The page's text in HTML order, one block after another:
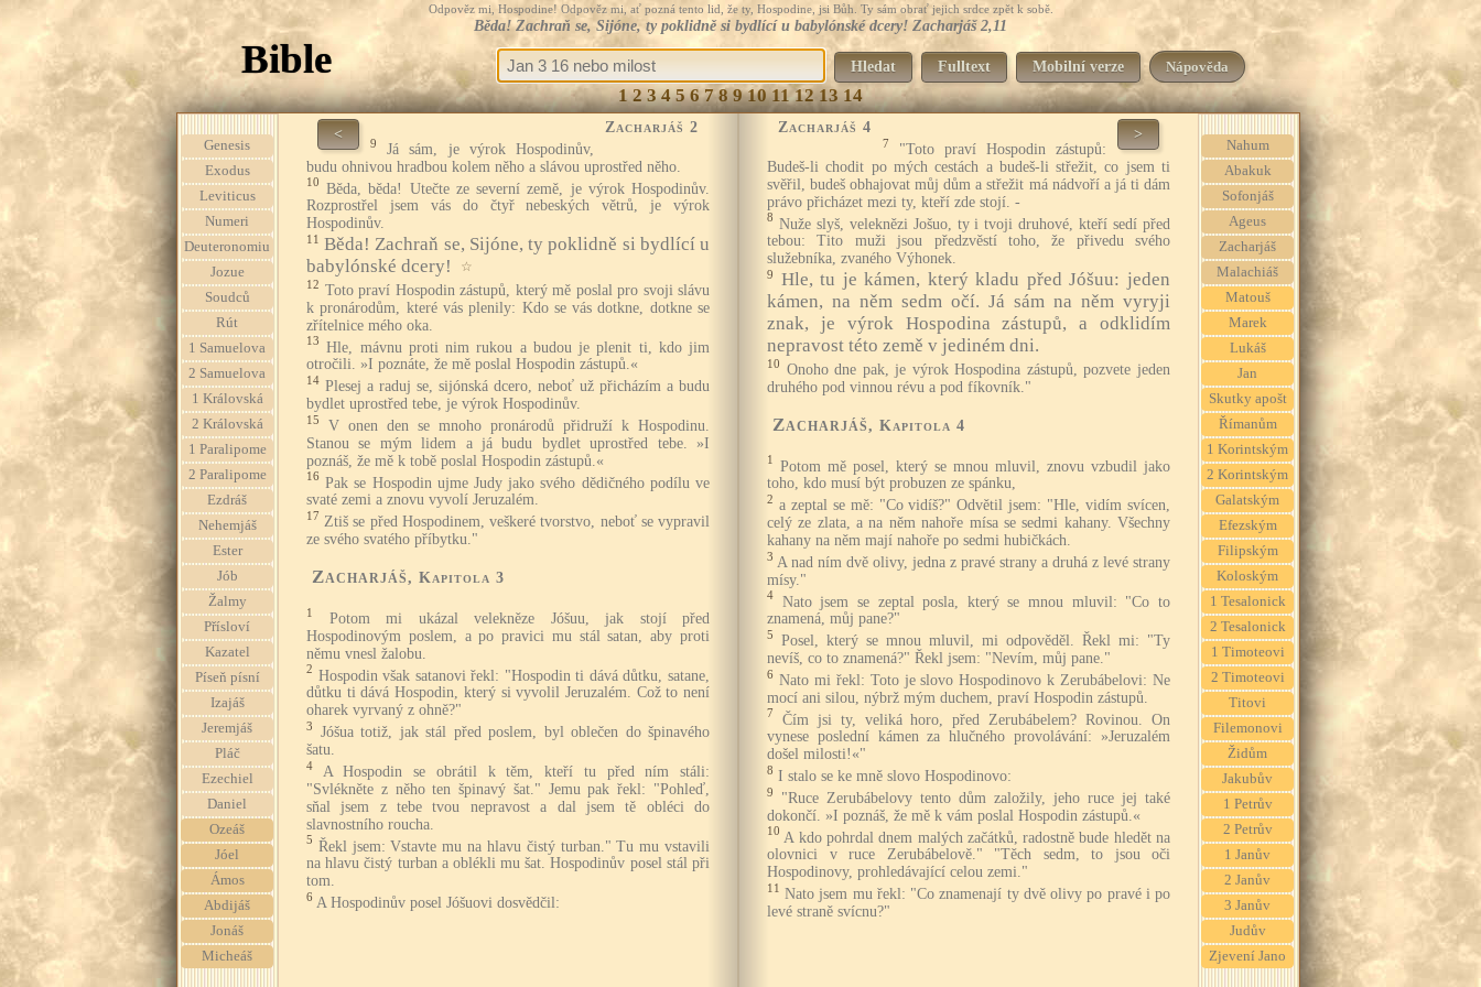
Odpověz mi, Hospodine! Odpověz mi, ať pozná tento lid, že ty, Hospodine, jsi Bůh. Ty sám obrať jejich srdce zpět k sobě.
Běda! Zachraň se, Sijóne, ty poklidně si bydlící u babylónské dcery! Zacharjáš 2,11
Bible Hledat Fulltext Mobilní verze Nápověda
1 2 3 4 5 6 7 8 9 10 11 12 13 14
Genesis
Exodus
Leviticus
Numeri
Deuteronomiu
Jozue
Soudců
Rút
1 Samuelova
2 Samuelova
1 Královská
2 Královská
1 Paralipome
2 Paralipome
Ezdráš
Nehemjáš
Ester
Jób
Žalmy
Přísloví
Kazatel
Píseň písní
Izajáš
Jeremjáš
Pláč
Ezechiel
Daniel
Ozeáš
Jóel
Ámos
Abdijáš
Jonáš
Micheáš
< Zacharjáš 2
9
Já sám, je výrok Hospodinův,
budu ohnivou hradbou kolem něho a slávou uprostřed něho.
10
Běda, běda! Utečte ze severní země, je výrok Hospodinův.
Rozprostřel jsem vás do čtyř nebeských větrů, je výrok
Hospodinův.
11
Běda! Zachraň se, Sijóne, ty poklidně si bydlící u
babylónské dcery!
☆
12 Toto praví Hospodin zástupů, který mě poslal pro svoji slávu
k pronárodům, které vás plenily: Kdo se vás dotkne, dotkne se
zřítelnice mého oka.
13
Hle, mávnu proti nim rukou a budou je plenit ti, kdo jim
otročili. »I poznáte, že mě poslal Hospodin zástupů.«
14 Plesej a raduj se, sijónská dcero, neboť už přicházím a budu
bydlet uprostřed tebe, je výrok Hospodinův.
15
V onen den se mnoho pronárodů přidruží k Hospodinu.
Stanou se mým lidem a já budu bydlet uprostřed tebe. »I
poznáš, že mě k tobě poslal Hospodin zástupů.«
16 Pak se Hospodin ujme Judy jako svého dědičného podílu ve
svaté zemi a znovu vyvolí Jeruzalém.
17 Ztiš se před Hospodinem, veškeré tvorstvo, neboť se vypravil
ze svého svatého příbytku."
Zacharjáš, Kapitola 3
1
Potom mi ukázal velekněze Jóšuu, jak stojí před
Hospodinovým poslem, a po pravici mu stál satan, aby proti
němu vnesl žalobu.
2 Hospodin však satanovi řekl: "Hospodin ti dává důtku, satane,
důtku ti dává Hospodin, který si vyvolil Jeruzalém. Což to není
oharek vyrvaný z ohně?"
3
Jóšua totiž, jak stál před poslem, byl oblečen do špinavého
šatu.
4
A Hospodin se obrátil k těm, kteří tu před ním stáli:
"Svlékněte z něho ten špinavý šat." Jemu pak řekl: "Pohleď,
sňal jsem z tebe tvou nepravost a dal jsem tě obléci do
slavnostního roucha.
5 Řekl jsem: Vstavte mu na hlavu čistý turban." Tu mu vstavili
na hlavu čistý turban a oblékli mu šat. Hospodinův posel stál při
tom.
6 A Hospodinův posel Jóšuovi dosvědčil:
Zacharjáš 4 >
7
"Toto praví Hospodin zástupů:
Budeš-li chodit po mých cestách a budeš-li střežit, co jsem ti
svěřil, budeš obhajovat můj dům a střežit má nádvoří a já ti dám
právo přicházet mezi ty, kteří zde stojí. -
8 Nuže slyš, veleknězi Jošuo, ty i tvoji druhové, kteří sedí před
tebou: Tito muži jsou předzvěstí toho, že přivedu svého
služebníka, zvaného Výhonek.
9
Hle, tu je kámen, který kladu před Jóšuu: jeden
kámen, na něm sedm očí. Já sám na něm vyryji
znak, je výrok Hospodina zástupů, a odklidím
nepravost této země v jediném dni.
10 Onoho dne pak, je výrok Hospodina zástupů, pozvete jeden
druhého pod vinnou révu a pod fíkovník."
Zacharjáš, Kapitola 4
1 Potom mě posel, který se mnou mluvil, znovu vzbudil jako
toho, kdo musí být probuzen ze spánku,
2 a zeptal se mě: "Co vidíš?" Odvětil jsem: "Hle, vidím svícen,
celý ze zlata, a na něm nahoře mísa se sedmi kahany. Všechny
kahany na něm mají nahoře po sedmi hubičkách.
3 A nad ním dvě olivy, jedna z pravé strany a druhá z levé strany
mísy."
4
Nato jsem se zeptal posla, který se mnou mluvil: "Co to
znamená, můj pane?"
5
Posel, který se mnou mluvil, mi odpověděl. Řekl mi: "Ty
nevíš, co to znamená?" Řekl jsem: "Nevím, můj pane."
6 Nato mi řekl: Toto je slovo Hospodinovo k Zerubábelovi: Ne
mocí ani silou, nýbrž mým duchem, praví Hospodin zástupů.
7
Čím jsi ty, veliká horo, před Zerubábelem? Rovinou. On
vynese poslední kámen za hlučného provolávání: »Jeruzalém
došel milosti!«"
8 I stalo se ke mně slovo Hospodinovo:
9
"Ruce Zerubábelovy tento dům založily, jeho ruce jej také
dokončí. »I poznáš, že mě k vám poslal Hospodin zástupů.«
10 A kdo pohrdal dnem malých začátků, radostně bude hledět na
olovnici v ruce Zerubábelově." "Těch sedm, to jsou oči
Hospodinovy, prohledávající celou zemi."
11 Nato jsem mu řekl: "Co znamenají ty dvě olivy po pravé i po
levé straně svícnu?"
Nahum
Abakuk
Sofonjáš
Ageus
Zacharjáš
Malachiáš
Matouš
Marek
Lukáš
Jan
Skutky apošt
Římanům
1 Korintským
2 Korintským
Galatským
Efezským
Filipským
Koloským
1 Tesalonick
2 Tesalonick
1 Timoteovi
2 Timoteovi
Titovi
Filemonovi
Židům
Jakubův
1 Petrův
2 Petrův
1 Janův
2 Janův
3 Janův
Judův
Zjevení Jano